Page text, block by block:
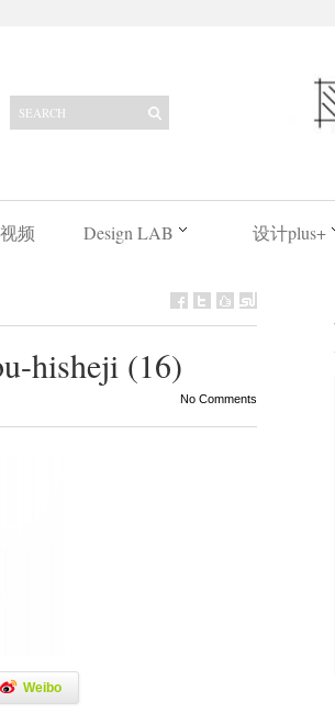
视频 Design LAB 设计plus+
hisheji (16)
No Comments
Weibo